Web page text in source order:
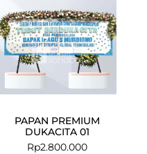
PAPAN PREMIUM
DUKACITA 01
Rp2.800.000